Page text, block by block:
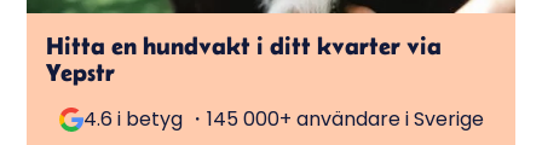
Hitta en hundvakt i ditt kvarter via
Yepstr
4.6 i betyg ・145 000+ användare i Sverige